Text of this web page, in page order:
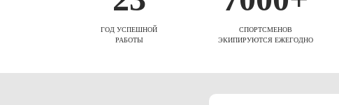
ГОД УСПЕШНОЙ
РАБОТЫ
СПОРТСМЕНОВ
ЭКИПИРУЮТСЯ ЕЖЕГОДНО